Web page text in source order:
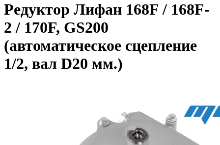
Редуктор Лифан 168F / 168F-
2 / 170F, GS200
(автоматическое сцепление
1/2, вал D20 мм.)